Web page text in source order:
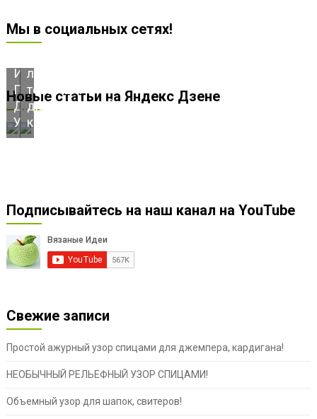
Мы в социальных сетях!
Новые статьи на Яндекс Дзене
ВСЕГО
1
И
ПОЛУЧАЕМ
ДВУСТОРОННИЙ
УЗОР!
ПРОСТАЯ
СЕТКА
летнего
топа,
джемпера,
кардигана!
Подписывайтесь на наш канал на YouTube
Свежие записи
Простой ажурный узор спицами для джемпера, кардигана!
НЕОБЫЧНЫЙ РЕЛЬЕФНЫЙ УЗОР СПИЦАМИ!
Объемный узор для шапок, свитеров!